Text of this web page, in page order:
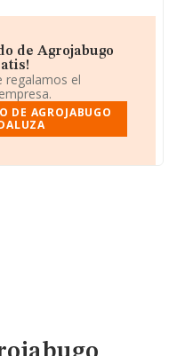
de Agrojabugo
regalamos el
DE AGROJABUGO